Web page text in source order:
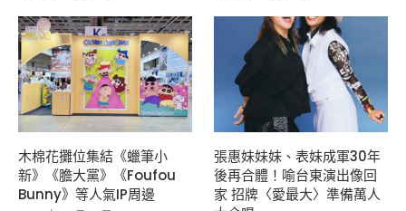
木棉花攤位集結《蠟筆小
新》《膽大黨》《Foufou
Bunny》等人氣IP周邊
張惠妹妹妹、表妹成軍30年
後再合體！喻台東演出像回
家 招牌〈愛最大〉準備萬人